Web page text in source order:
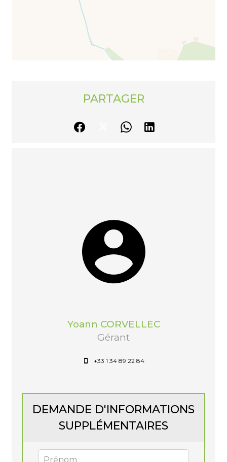
PARTAGER
Yoann CORVELLEC
Gérant
+33 1 34 89 22 84
DEMANDE D'INFORMATIONS
SUPPLÉMENTAIRES